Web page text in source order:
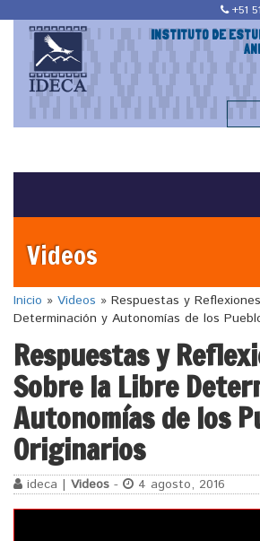
+51
INSTITUTO DE
Videos
Inicio » Videos » Respuestas y
Determinación y Autonomías de los
Respuestas y
Sobre la Libre
Autonomías de los
Originarios
ideca | Videos - 4 agosto, 2016